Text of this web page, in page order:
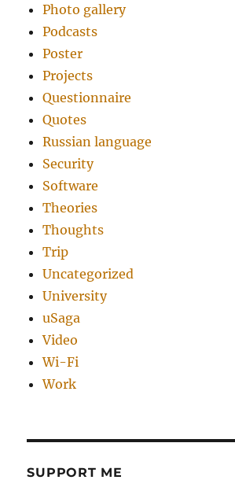
Photo gallery
Podcasts
Poster
Projects
Questionnaire
Quotes
Russian language
Security
Software
Theories
Thoughts
Trip
Uncategorized
University
uSaga
Video
Wi-Fi
Work
SUPPORT ME